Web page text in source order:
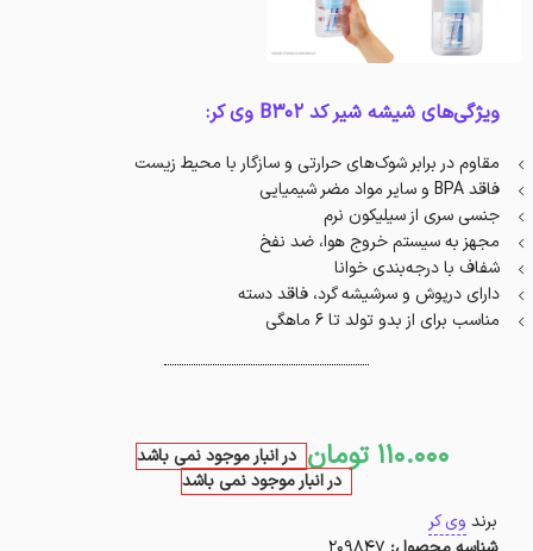
ویژگی‌های شیشه شیر کد B302 وی کر:
مقاوم در برابر شوک‌های حرارتی و سازگار با محیط زیست
فاقد BPA و سایر مواد مضر شیمیایی
جنسی سری از سیلیکون نرم
مجهز به سیستم خروج هوا، ضد نفخ
شفاف با درجه‌بندی خوانا
دارای درپوش و سرشیشه گرد، فاقد دسته
مناسب برای از بدو تولد تا 6 ماهگی
110.000 تومان در انبار موجود نمی باشد
در انبار موجود نمی باشد
برند وی کر